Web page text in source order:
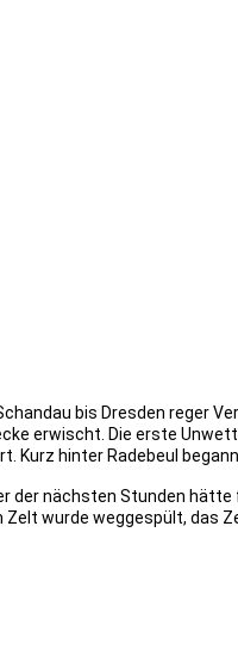
bis Dresden reger
erwischt. Die erste
Kurz hinter Radebeul
der nächsten Stunden hätte
Zelt wurde weggespült, das